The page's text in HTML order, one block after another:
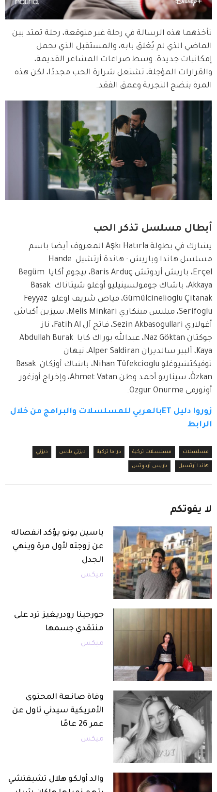
تأخذهما هذه الرسالة في رحلة غير متوقعة، رحلة تمتد بين
الماضي الذي لم يُغلق بابه، والمستقبل الذي يحمل
إمكانيات جديدة. وسط صراعات المشاعر القديمة،
والقرارات المؤجلة، تشتعل شرارة الحب مجددًا، لكن هذه
المرة بنضج التجربة وعمق الفقد.
أبطال مسلسل تذكر الحب
يشارك في بطولة Aşkı Hatırla المعروف أيضا باسم
مسلسل هاندا وباريش : هاندة أرتشيل Hande
Erçel، باريش أردوتش Baris Arduç، بيجوم أكايا Begüm
Akkaya، باشاك جومولسينيليو أوغلو شيتاناك Basak
Gümülcinelioglu Çitanak، فياض شريف اوغلو Feyyaz
Serifoglu، ميليس مينكاري Melis Minkari، سيزين أكباش
أغولاري Sezin Akbasogullari، فاتح آل Fatih Al، ناز
جوكتان Naz Göktan، عبدالله بوراك كايا Abdullah Burak
Kaya، ألبير سالديران Alper Saldiran، نيهان
توفيكتشيوغلو Nihan Tüfekcioglu، باشاك أوزكان Basak
Özkan، سيناريو أحمد وطن Ahmet Vatan، وإخراج أوزغور
أونورمي Ozgur Onurme.
زوروا دليل ETبالعربي للمسلسلات والبرامج من خلال
الرابط
مسلسلات مسلسلات تركية دراما تركية ديزني بلاس ديزني
هاندا أرتشيل باريش أردوتش
لا يفوتكم
ياسين بونو يؤكد انفصاله
عن زوجته لأول مرة وينهي
الجدل
ميكس
جورجينا رودريغيز ترد على
منتقدي جسمها
ميكس
وفاة صانعة المحتوى
الأمريكية سيدني تاول عن
عمر 26 عامًا
ميكس
والد أولكو هلال تشيفتشي